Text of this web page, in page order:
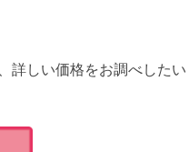
詳しい価格をお調べしたい